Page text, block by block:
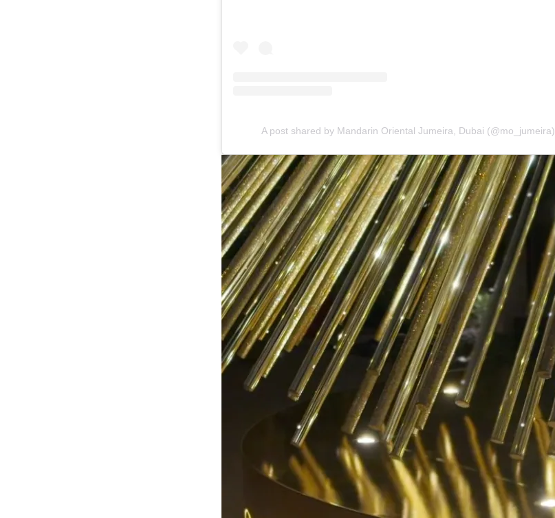
A post shared by Mandarin Oriental Jumeira, Dubai (@mo_jumeira)